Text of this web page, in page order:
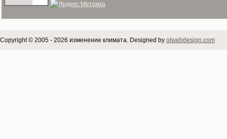
Copyright © 2005 - 2026 изменение климата. Designed by olwebdesign.com